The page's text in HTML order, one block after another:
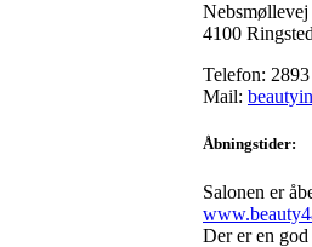
4100 Ringsted
Telefon:
Mail:
Åbningstider:
Salonen er
Der er en